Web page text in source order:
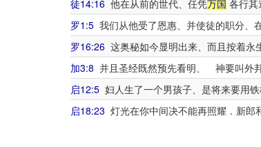
徒14:16 他在从前的世代、任凭万国 各行其
罗1:5 我们从他受了恩惠、并使徒的职分、
罗16:26 这奥秘如今显明出来、而且按着
加3:8 并且圣经既然预先看明、 神要叫外
启12:5 妇人生了一个男孩子、是将来要用
启18:23 灯光在你中间决不能再照耀．新郎